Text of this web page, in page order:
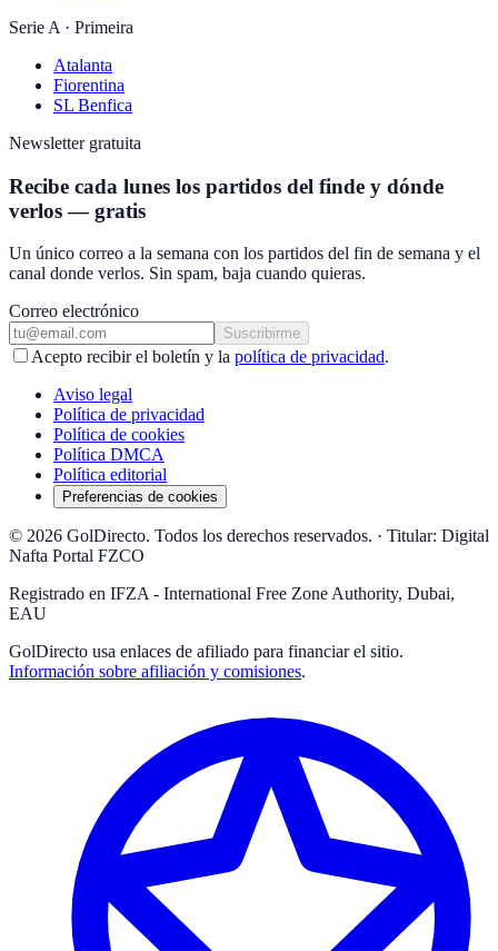
Serie A · Primeira
Atalanta
Fiorentina
SL Benfica
Newsletter gratuita
Recibe cada lunes los partidos del finde y dónde
verlos — gratis
Un único correo a la semana con los partidos del fin de semana y el
canal donde verlos. Sin spam, baja cuando quieras.
Correo electrónico
Suscribirme
Acepto recibir el boletín y la política de privacidad.
Aviso legal
Política de privacidad
Política de cookies
Política DMCA
Política editorial
Preferencias de cookies
© 2026 GolDirecto. Todos los derechos reservados. · Titular: Digital
Nafta Portal FZCO
Registrado en IFZA - International Free Zone Authority, Dubai,
EAU
GolDirecto usa enlaces de afiliado para financiar el sitio.
Información sobre afiliación y comisiones.